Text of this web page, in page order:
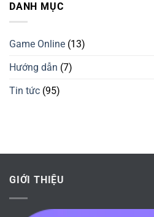
Cup
2026
Bóng
Đá
Thắng
Thật
Không?
luận
ở
Rung
TV
Khi
Đấu
Đang
DANH MỤC
Game Online (13)
Hướng dẫn (7)
Tin tức (95)
GIỚI THIỆU